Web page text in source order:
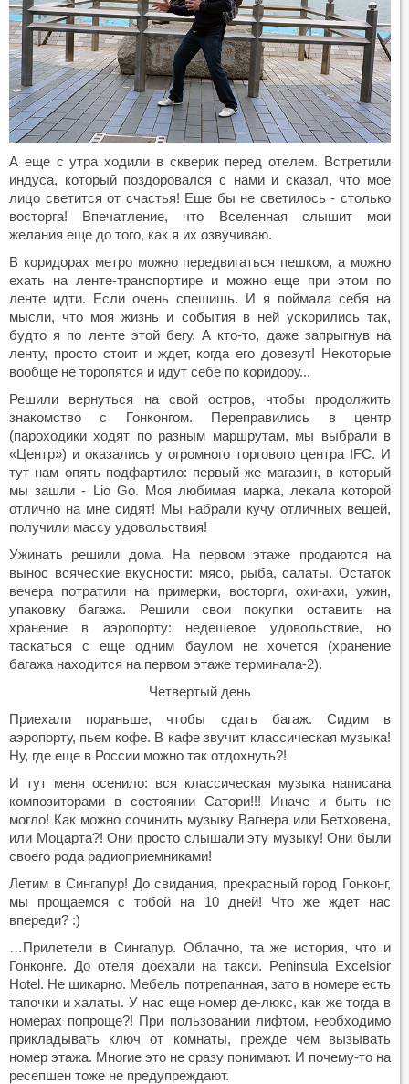
А еще с утра ходили в скверик перед отелем. Встретили
индуса, который поздоровался с нами и сказал, что мое
лицо светится от счастья! Еще бы не светилось - столько
восторга! Впечатление, что Вселенная слышит мои
желания еще до того, как я их озвучиваю.
В коридорах метро можно передвигаться пешком, а можно
ехать на ленте-транспортире и можно еще при этом по
ленте идти. Если очень спешишь. И я поймала себя на
мысли, что моя жизнь и события в ней ускорились так,
будто я по ленте этой бегу. А кто-то, даже запрыгнув на
ленту, просто стоит и ждет, когда его довезут! Некоторые
вообще не торопятся и идут себе по коридору...
Решили вернуться на свой остров, чтобы продолжить
знакомство с Гонконгом. Переправились в центр
(пароходики ходят по разным маршрутам, мы выбрали в
«Центр») и оказались у огромного торгового центра IFC. И
тут нам опять подфартило: первый же магазин, в который
мы зашли - Lio Go. Моя любимая марка, лекала которой
отлично на мне сидят! Мы набрали кучу отличных вещей,
получили массу удовольствия!
Ужинать решили дома. На первом этаже продаются на
вынос всяческие вкусности: мясо, рыба, салаты. Остаток
вечера потратили на примерки, восторги, охи-ахи, ужин,
упаковку багажа. Решили свои покупки оставить на
хранение в аэропорту: недешевое удовольствие, но
таскаться с еще одним баулом не хочется (хранение
багажа находится на первом этаже терминала-2).
Четвертый день
Приехали пораньше, чтобы сдать багаж. Сидим в
аэропорту, пьем кофе. В кафе звучит классическая музыка!
Ну, где еще в России можно так отдохнуть?!
И тут меня осенило: вся классическая музыка написана
композиторами в состоянии Сатори!!! Иначе и быть не
могло! Как можно сочинить музыку Вагнера или Бетховена,
или Моцарта?! Они просто слышали эту музыку! Они были
своего рода радиоприемниками!
Летим в Сингапур! До свидания, прекрасный город Гонконг,
мы прощаемся с тобой на 10 дней! Что же ждет нас
впереди? :)
…Прилетели в Сингапур. Облачно, та же история, что и
Гонконге. До отеля доехали на такси. Peninsula Excelsior
Hotel. Не шикарно. Мебель потрепанная, зато в номере есть
тапочки и халаты. У нас еще номер де-люкс, как же тогда в
номерах попроще?! При пользовании лифтом, необходимо
прикладывать ключ от комнаты, прежде чем вызывать
номер этажа. Многие это не сразу понимают. И почему-то на
ресепшен тоже не предупреждают.